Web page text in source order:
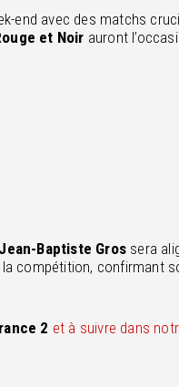
end avec des matchs
et Noir auront
Jean-Baptiste Gros sera
compétition, confirmant
2 et à suivre dans